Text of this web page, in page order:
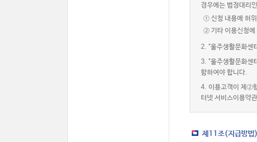
경우에는 법정대리
① 신청 내용에 허
② 기타 이용신청에
2. "울주생활문화센
3. "울주생활문화센
함하여야 합니다.
4. 이용고객이 제②
터넷 서비스이용약
제11조(지급방법)